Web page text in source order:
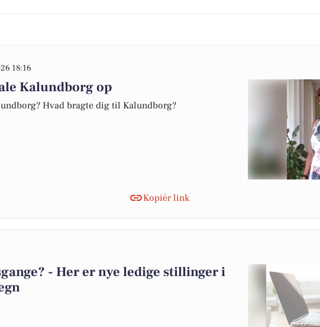
18:16
Kalundborg op
Hvad bragte dig til Kalundborg?
Kopiér link
- Her er nye ledige stillinger i